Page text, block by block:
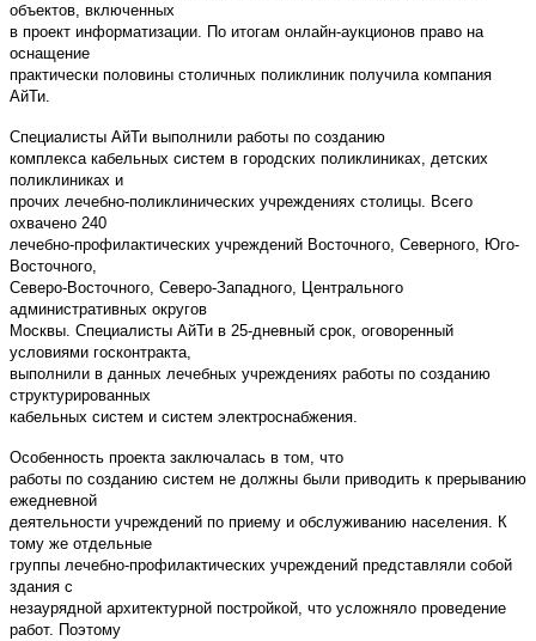
объектов, включенных
в проект информатизации. По итогам онлайн-аукционов право на
оснащение
практически половины столичных поликлиник получила компания
АйТи.
Специалисты АйТи выполнили работы по созданию
комплекса кабельных систем в городских поликлиниках, детских
поликлиниках и
прочих лечебно-поликлинических учреждениях столицы. Всего
охвачено 240
лечебно-профилактических учреждений Восточного, Северного, Юго-
Восточного,
Северо-Восточного, Северо-Западного, Центрального
административных округов
Москвы. Специалисты АйТи в 25-дневный срок, оговоренный
условиями госконтракта,
выполнили в данных лечебных учреждениях работы по созданию
структурированных
кабельных систем и систем электроснабжения.
Особенность проекта заключалась в том, что
работы по созданию систем не должны были приводить к прерыванию
ежедневной
деятельности учреждений по приему и обслуживанию населения. К
тому же отдельные
группы лечебно-профилактических учреждений представляли собой
здания с
незаурядной архитектурной постройкой, что усложняло проведение
работ. Поэтому